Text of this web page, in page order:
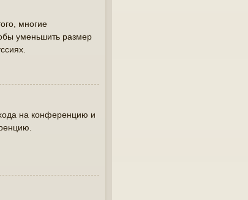
многие
уменьшить размер
на конференцию и